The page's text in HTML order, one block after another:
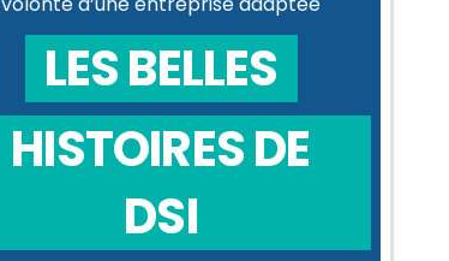
LES BELLES
HISTOIRES DE
DSI